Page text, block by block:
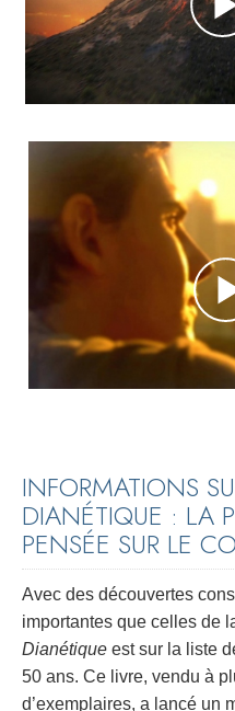
INFORMATIONS
DIANÉTIQUE : LA
PENSÉE SUR LE
Avec des découvertes
importantes que celles de
Dianétique est sur la liste
50 ans. Ce livre, vendu à
d’exemplaires, a lancé un